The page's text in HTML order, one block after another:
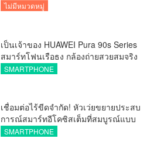
ไม่มีหมวดหมู่
เป็นเจ้าของ HUAWEI Pura 90s Series
สมาร์ทโฟนเรือธง กล้องถ่ายสวยสมจริง
ทุกระยะ พร้อมของสมนาคุณและสิทธิ
SMARTPHONE
เชื่อมต่อไร้ขีดจำกัด! หัวเว่ยขยายประสบ
การณ์สมาร์ทอีโคซิสเต็มที่สมบูรณ์แบบ
ไร้รอยต่อ ครบ จบ ในที่เดียวที่ HUAWEI
SMARTPHONE